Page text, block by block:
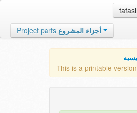
Project parts أجزاء المشروع
This is a printable